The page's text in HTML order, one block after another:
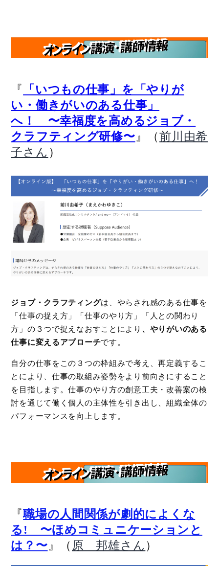
『
「いつもの仕事」を「やりが
い・働きがいのある仕事」
へ！ 〜幸福度を高めるジョブ・
クラフティング研修〜 』（前川由希
子さん ）
ジョブ・クラフティングは、やらされ感のある仕事を
「仕事の捉え方」「仕事のやり方」「人との関わり
方」の３つで捉えなおすことにより 、やりがいのある
仕事に変えるアプローチです。
自分の仕事をこの３つの枠組みで考え、再定義するこ
とにより、仕事の取組み姿勢をより前向きにすること
を目指します。仕事のやり方の創意工夫・改善案の検
討を通じて働く個人の主体性を引き出し、組織全体の
パフォーマンスを向上します。
『職場の人間関係が劇的によくな
る! 〜ほめコミュニケーションと
は？〜』（ 原 邦雄さん ）